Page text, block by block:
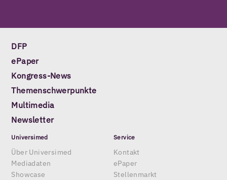
DFP
ePaper
Kongress-News
Themenschwerpunkte
Multimedia
Newsletter
Universimed
Über Universimed
Mediadaten
Showcase
Service
Kontakt
ePaper
Stellenmarkt